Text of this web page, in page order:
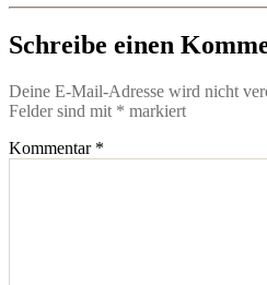
Schreibe einen
Deine E-Mail-Adresse wird nicht
Felder sind mit * markiert
Kommentar *